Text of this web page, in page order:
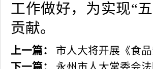
工作做好，为实现“
贡献。
上一篇：
市人大将开展《食